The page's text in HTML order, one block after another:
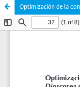
Optimización de la